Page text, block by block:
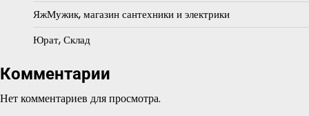
ЯжМужик, магазин сантехники и электрики
Юрат, Склад
Комментарии
Нет комментариев для просмотра.